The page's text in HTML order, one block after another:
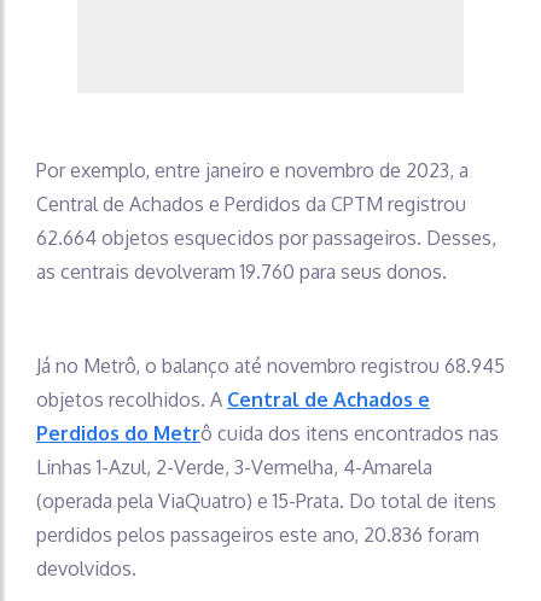
Por exemplo, entre janeiro e novembro de 2023, a
Central de Achados e Perdidos da CPTM registrou
62.664 objetos esquecidos por passageiros. Desses,
as centrais devolveram 19.760 para seus donos.
Já no Metrô, o balanço até novembro registrou 68.945
objetos recolhidos. A Central de Achados e
Perdidos do Metrô cuida dos itens encontrados nas
Linhas 1-Azul, 2-Verde, 3-Vermelha, 4-Amarela
(operada pela ViaQuatro) e 15-Prata. Do total de itens
perdidos pelos passageiros este ano, 20.836 foram
devolvidos.